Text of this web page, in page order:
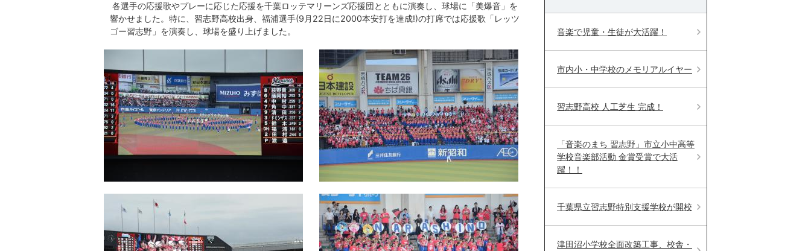
各選手の応援歌やプレーに応じた応援を千葉ロッテマリーンズ応援団とともに演奏し、球場に「美爆音」を
響かせました。特に、習志野高校出身、福浦選手(9月22日に2000本安打を達成!)の打席では応援歌「レッツ
ゴー習志野」を演奏し、球場を盛り上げました。
音楽で児童・生徒が大活躍！
市内小・中学校のメモリアルイヤー
習志野高校 人工芝生 完成！
「音楽のまち 習志野」市立小中高等
学校音楽部活動 金賞受賞で大活
躍！！
千葉県立習志野特別支援学校が開校
津田沼小学校全面改築工事、校舎・